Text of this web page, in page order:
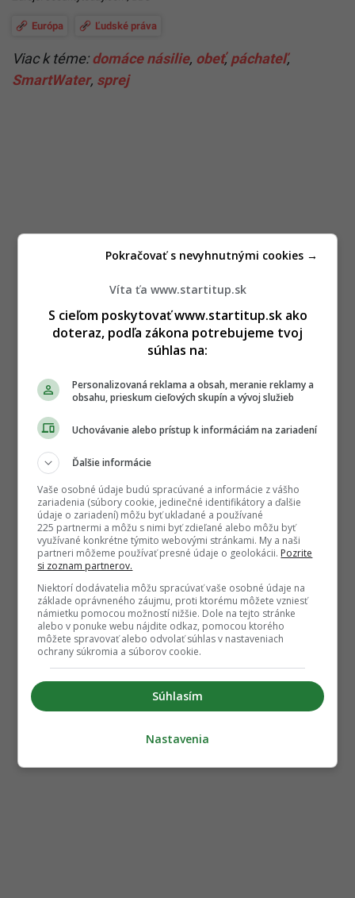
Európa Ľudské práva
Viac k téme:domáce násilie, obeť,páchateľ,
SmartWater, sprej
Víta ťa www.startitup.sk
S cieľom poskytovať www.startitup.sk ako
doteraz, podľa zákona potrebujeme tvoj
súhlas na:
Personalizovaná reklama a obsah, meranie reklamy a
obsahu, prieskum cieľových skupín a vývoj služieb
Uchovávanie alebo prístup k informáciám na zariadení
Ďalšie informácie
Vaše osobné údaje budú spracúvané a informácie z vášho
zariadenia (súbory cookie, jedinečné identifikátory a ďalšie
údaje o zariadení) môžu byť ukladané a používané
225 partnermi a môžu s nimi byť zdieľané alebo môžu byť
využívané konkrétne týmito webovými stránkami. My a naši
partneri môžeme používať presné údaje o geolokácii. Pozrite
si zoznam partnerov.
Niektorí dodávatelia môžu spracúvať vaše osobné údaje na
základe oprávneného záujmu, proti ktorému môžete vzniesť
námietku pomocou možností nižšie. Dole na tejto stránke
alebo v ponuke webu nájdite odkaz, pomocou ktorého
môžete spravovať alebo odvolať súhlas v nastaveniach
ochrany súkromia a súborov cookie.
Súhlasím
Pokračovať s nevyhnutnými cookies →
Nastavenia